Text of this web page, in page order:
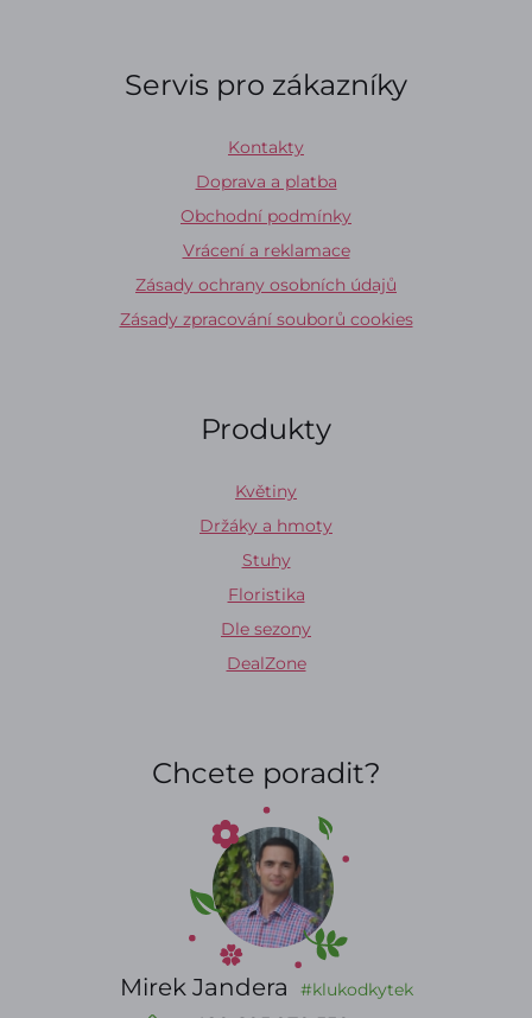
Servis pro zákazníky
Kontakty
Doprava a platba
Obchodní podmínky
Vrácení a reklamace
Zásady ochrany osobních údajů
Zásady zpracování souborů cookies
Produkty
Květiny
Držáky a hmoty
Stuhy
Floristika
Dle sezony
DealZone
Chcete poradit?
Mirek Jandera #klukodkytek